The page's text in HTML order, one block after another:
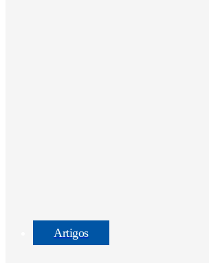
Artigos